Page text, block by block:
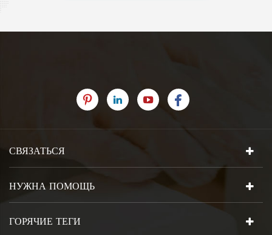
СВЯЗАТЬСЯ
НУЖНА ПОМОЩЬ
ГОРЯЧИЕ ТЕГИ